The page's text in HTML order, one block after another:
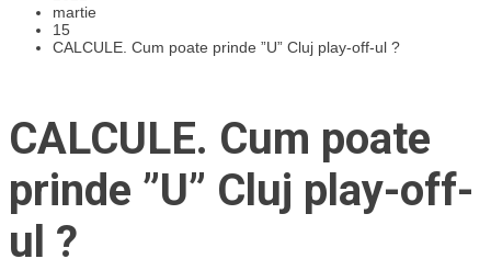
martie
15
CALCULE. Cum poate prinde ”U” Cluj play-off-ul ?
CALCULE. Cum poate
prinde ”U” Cluj play-off-
ul ?